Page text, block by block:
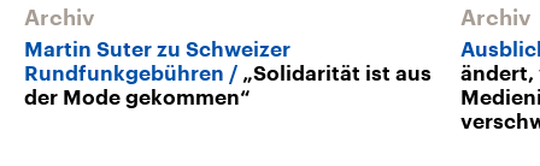
Archiv
Martin Suter zu Schweizer
Rundfunkgebühren
„Solidarität ist aus
der Mode gekommen“
Archiv
ändert,